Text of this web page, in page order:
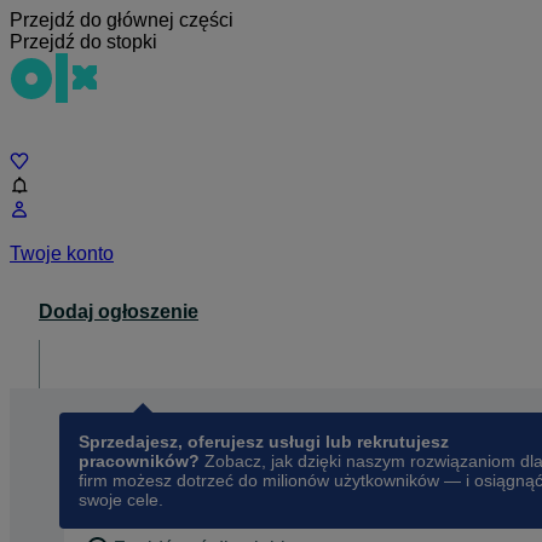
Przejdź do głównej części
Przejdź do stopki
Twoje konto
Dodaj ogłoszenie
Sprzedajesz, oferujesz usługi lub rekrutujesz
pracowników? Zobacz, jak dzięki naszym rozwiązaniom dla
firm możesz dotrzeć do milionów użytkowników — i osiągnąć
swoje cele.